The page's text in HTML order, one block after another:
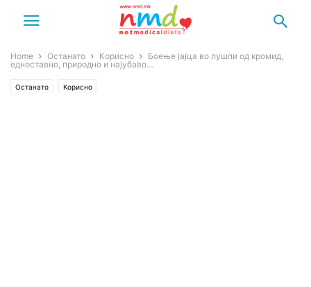
Home Останато Корисно
Боење јајца во лушпи од кромид,
едноставно, природно и најубаво…
Останато Корисно